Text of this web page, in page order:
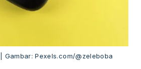
Gambar: Pexels.com/@zeleboba